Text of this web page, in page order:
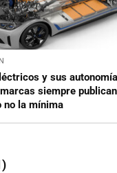
y sus
siempre
no la mínima